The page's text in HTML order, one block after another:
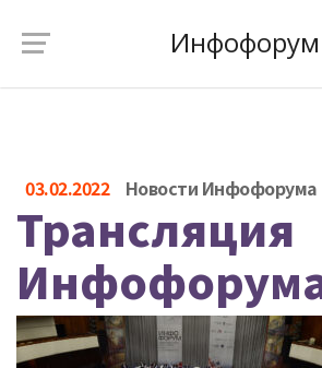
Инфофорум
03.02.2022 Новости Инфофорума
Трансляция